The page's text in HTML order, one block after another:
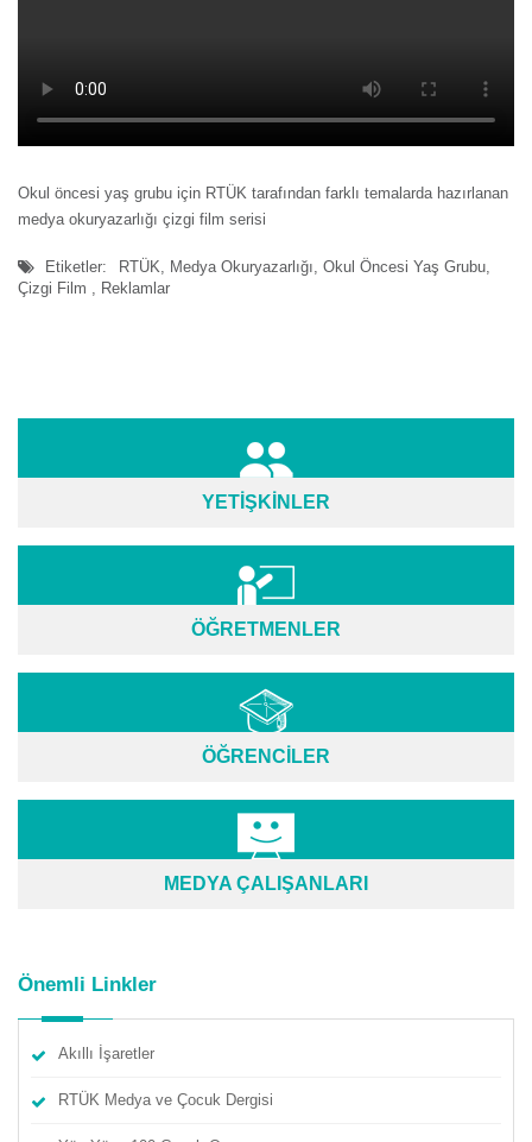
Okul öncesi yaş grubu için RTÜK tarafından farklı temalarda hazırlanan
medya okuryazarlığı çizgi film serisi
Etiketler:
RTÜK, Medya Okuryazarlığı, Okul Öncesi Yaş Grubu,
Çizgi Film , Reklamlar
YETİŞKİNLER
ÖĞRETMENLER
ÖĞRENCİLER
MEDYA ÇALIŞANLARI
Önemli Linkler
Akıllı İşaretler
RTÜK Medya ve Çocuk Dergisi